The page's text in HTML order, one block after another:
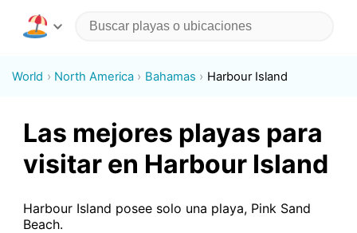
World North America Bahamas Harbour Island
Las mejores playas para
visitar en Harbour Island
Harbour Island posee solo una playa, Pink Sand
Beach.